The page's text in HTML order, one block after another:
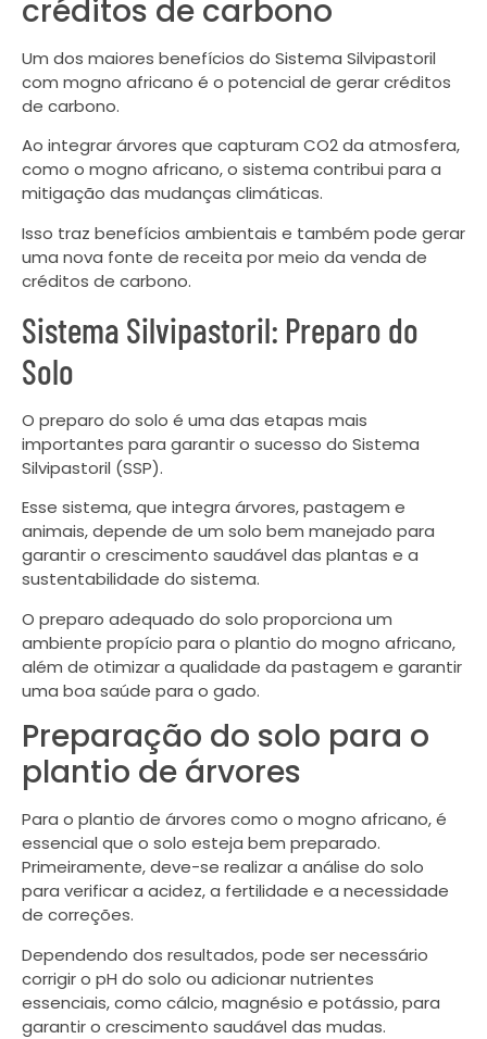
créditos de carbono
Um dos maiores benefícios do Sistema Silvipastoril
com mogno africano é o potencial de gerar créditos
de carbono.
Ao integrar árvores que capturam CO2 da atmosfera,
como o mogno africano, o sistema contribui para a
mitigação das mudanças climáticas.
Isso traz benefícios ambientais e também pode gerar
uma nova fonte de receita por meio da venda de
créditos de carbono.
Sistema Silvipastoril: Preparo do
Solo
O preparo do solo é uma das etapas mais
importantes para garantir o sucesso do Sistema
Silvipastoril (SSP).
Esse sistema, que integra árvores, pastagem e
animais, depende de um solo bem manejado para
garantir o crescimento saudável das plantas e a
sustentabilidade do sistema.
O preparo adequado do solo proporciona um
ambiente propício para o plantio do mogno africano,
além de otimizar a qualidade da pastagem e garantir
uma boa saúde para o gado.
Preparação do solo para o
plantio de árvores
Para o plantio de árvores como o mogno africano, é
essencial que o solo esteja bem preparado.
Primeiramente, deve-se realizar a análise do solo
para verificar a acidez, a fertilidade e a necessidade
de correções.
Dependendo dos resultados, pode ser necessário
corrigir o pH do solo ou adicionar nutrientes
essenciais, como cálcio, magnésio e potássio, para
garantir o crescimento saudável das mudas.